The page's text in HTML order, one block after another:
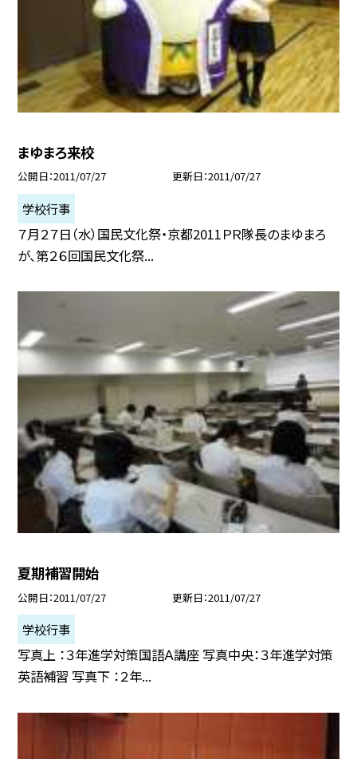
まゆまろ来校
公開日 2011/07/27 更新日 2011/07/27
学校行事
７月２７日（水）国民文化祭・京都2011ＰＲ隊長のまゆまろ
が、第２６回国民文化祭...
夏期補習開始
公開日 2011/07/27 更新日 2011/07/27
学校行事
写真上 ：３年進学対策国語Ａ講座 写真中央：３年進学対策
英語補習 写真下 ：２年...